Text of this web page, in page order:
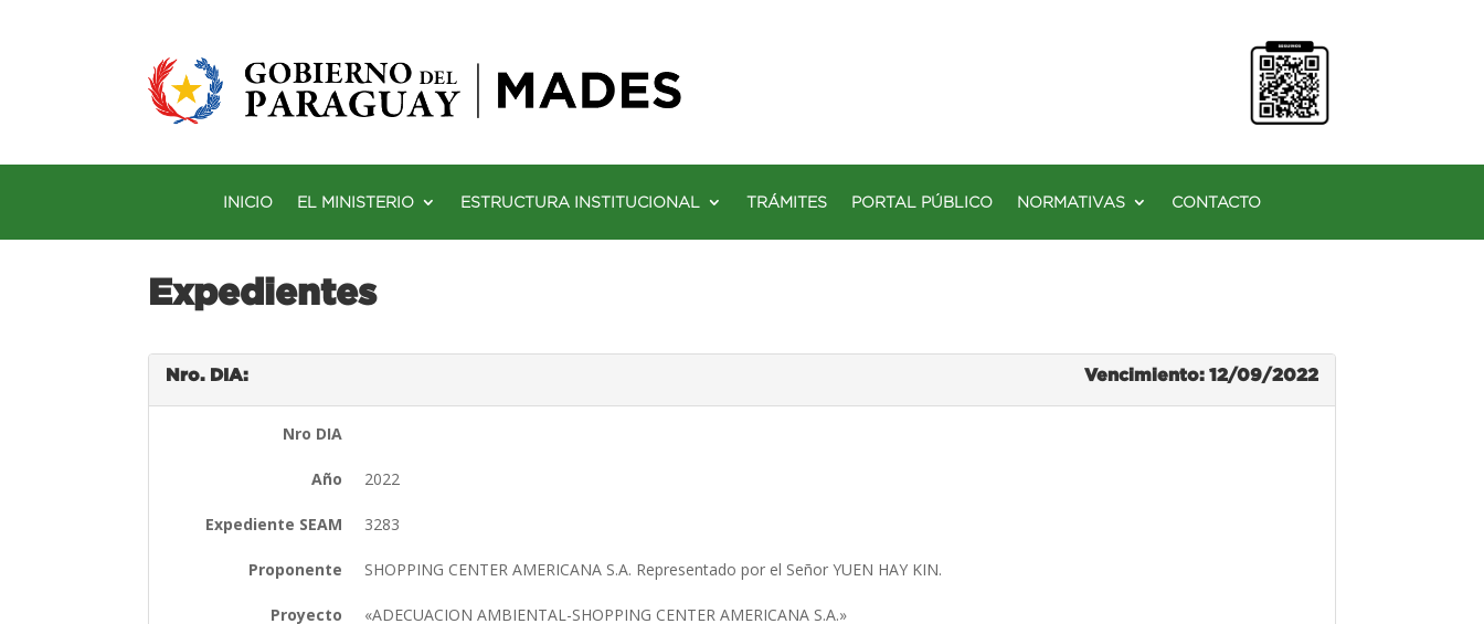
INICIO EL MINISTERIO ESTRUCTURA INSTITUCIONAL TRÁMITES PORTAL PÚBLICO NORMATIVAS CONTACTO
Expedientes
Nro. DIA: Vencimiento: 12/09/2022
Nro DIA
Año 2022
Expediente SEAM 3283
Proponente SHOPPING CENTER AMERICANA S.A. Representado por el Señor YUEN HAY KIN.
Proyecto «ADECUACION AMBIENTAL-SHOPPING CENTER AMERICANA S.A.»